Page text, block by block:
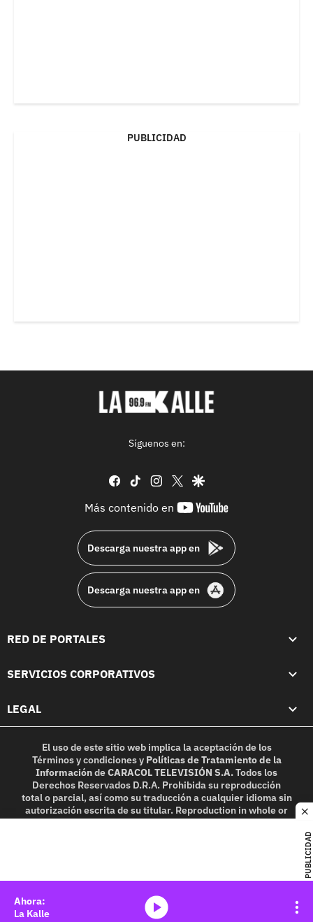
PUBLICIDAD
PUBLICIDAD
Síguenos en:
facebook
tiktok instagram
twittergoogle
Más contenido en
youtube-
Descarga nuestra app en
Descarga nuestra app en
RED DE PORTALES
SERVICIOS CORPORATIVOS
LEGAL
El uso de este sitio web implica la aceptación de los
Términos y condicionesy Políticas de Tratamiento de la
InformacióndeCARACOL TELEVISIÓN S.A.Todos los
Derechos Reservados D.R.A. Prohibida su reproducción
total o parcial, así como su traducción a cualquier idioma sin
autorización escrita de su titular. Reproduction in whole or
in part, or translation without written permission is
La Kalle